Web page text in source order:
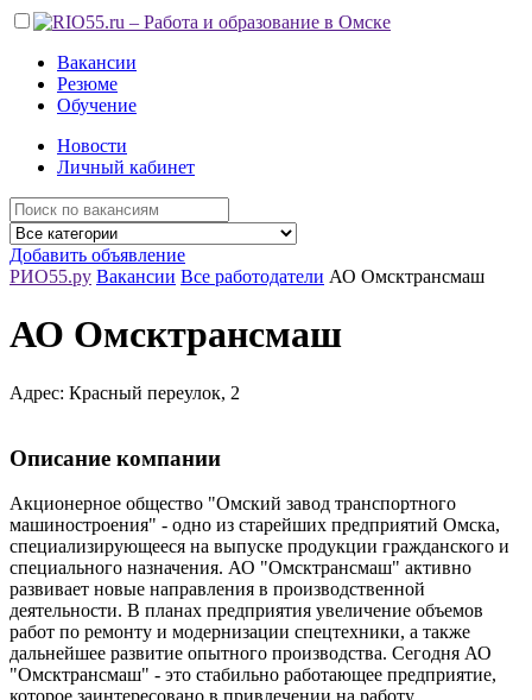
Вакансии
Резюме
Обучение
Новости
Личный кабинет
Добавить объявление
РИО55.ру Вакансии Все работодатели АО Омсктрансмаш
АО Омсктрансмаш
Адрес: Красный переулок, 2
Описание компании
Акционерное общество "Омский завод транспортного
машиностроения" - одно из старейших предприятий Омска,
специализирующееся на выпуске продукции гражданского и
специального назначения. АО "Омсктрансмаш" активно
развивает новые направления в производственной
деятельности. В планах предприятия увеличение объемов
работ по ремонту и модернизации спецтехники, а также
дальнейшее развитие опытного производства. Сегодня АО
"Омсктрансмаш" - это стабильно работающее предприятие,